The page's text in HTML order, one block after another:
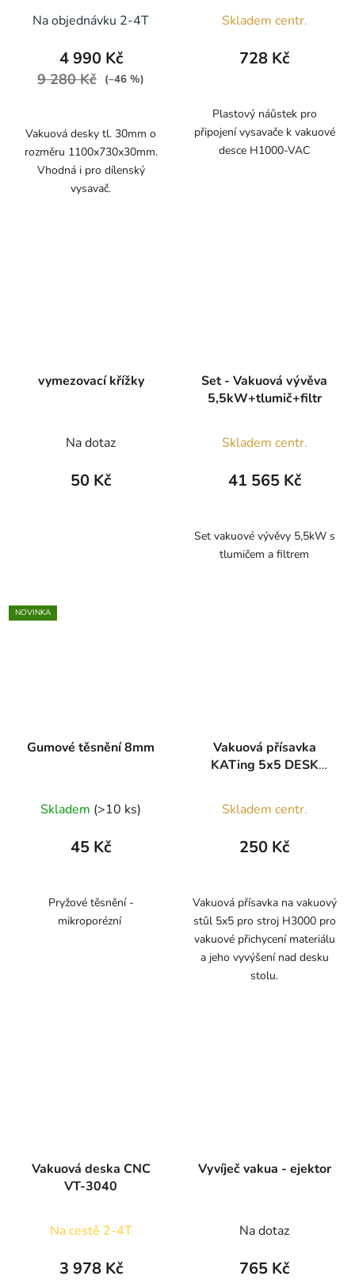
Na objednávku 2-4T
4 990 Kč
9 280 Kč (–46 %)
Vakuová desky tl. 30mm o
rozměru 1100x730x30mm.
Vhodná i pro dílenský
vysavač.
Skladem centr.
728 Kč
Plastový náůstek pro
připojení vysavače k vakuové
desce H1000-VAC
vymezovací křížky
Na dotaz
50 Kč
Set - Vakuová vývěva
5,5kW+tlumič+filtr
Skladem centr.
41 565 Kč
Set vakuové vývěvy 5,5kW s
tlumičem a filtrem
NOVINKA
Gumové těsnění 8mm
Skladem (>10 ks)
45 Kč
Pryžové těsnění -
mikroporézní
Vakuová přísavka
KATing 5x5 DESK
Skladem centr.
250 Kč
Vakuová přísavka na vakuový
stůl 5x5 pro stroj H3000 pro
vakuové přichycení materiálu
a jeho vyvýšení nad desku
stolu.
Vakuová deska CNC
VT-3040
Na cestě 2-4T
3 978 Kč
Vyvíječ vakua - ejektor
Na dotaz
765 Kč